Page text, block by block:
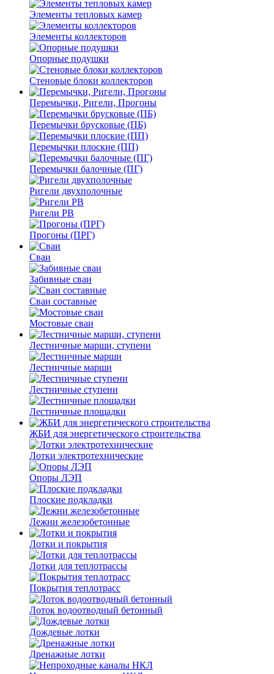
Элементы тепловых камер
Элементы коллекторов
Опорные подушки
Стеновые блоки коллекторов
Перемычки, Ригели, Прогоны
Перемычки брусковые (ПБ)
Перемычки плоские (ПП)
Перемычки балочные (ПГ)
Ригели двухполочные
Ригели РВ
Прогоны (ПРГ)
Сваи
Забивные сваи
Сваи составные
Мостовые сваи
Лестничные марши, ступени
Лестничные марши
Лестничные ступени
Лестничные площадки
ЖБИ для энергетического строительства
Лотки электротехнические
Опоры ЛЭП
Плоские подкладки
Лежни железобетонные
Лотки и покрытия
Лотки для теплотрассы
Покрытия теплотрасс
Лоток водоотводный бетонный
Дождевые лотки
Дренажные лотки